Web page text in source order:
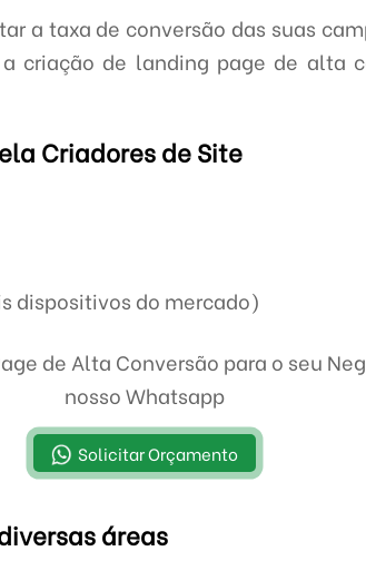
a taxa de conversão das suas
criação de landing page de alta
Criadores de Site
dispositivos do mercado)
de Alta Conversão para o seu
nosso Whatsapp
Solicitar Orçamento
áreas